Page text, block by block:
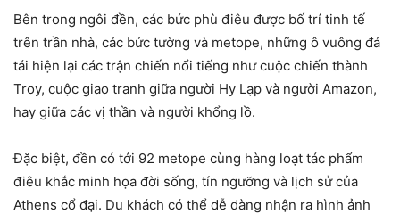
Bên trong ngôi đền, các bức phù điêu được bố trí tinh tế
trên trần nhà, các bức tường và metope, những ô vuông đá
tái hiện lại các trận chiến nổi tiếng như cuộc chiến thành
Troy, cuộc giao tranh giữa người Hy Lạp và người Amazon,
hay giữa các vị thần và người khổng lồ.
Đặc biệt, đền có tới 92 metope cùng hàng loạt tác phẩm
điêu khắc minh họa đời sống, tín ngưỡng và lịch sử của
Athens cổ đại. Du khách có thể dễ dàng nhận ra hình ảnh